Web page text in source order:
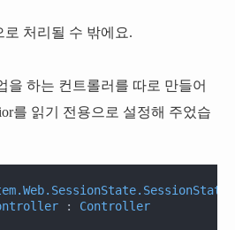
처리될 수 밖에요.
을 하는 컨트롤러를 따로 만들어
를 읽기 전용으로 설정해 주었습
: Controller